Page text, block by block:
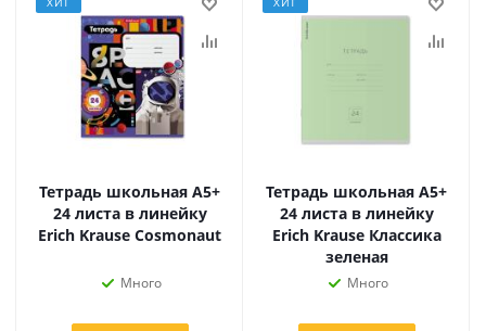
Тетрадь школьная А5+
24 листа в линейку
Erich Krause Cosmonaut
Много
Тетрадь школьная А5+
24 листа в линейку
Erich Krause Классика
зеленая
Много